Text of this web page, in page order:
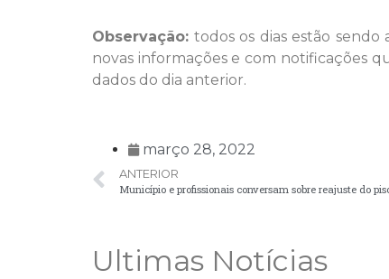
Observação: todos os dias estão sendo
novas informações e com notificações
dados do dia anterior.
março 28, 2022
ANTERIOR
Município e profissionais conversam sobre reajuste do
Ultimas Notícias